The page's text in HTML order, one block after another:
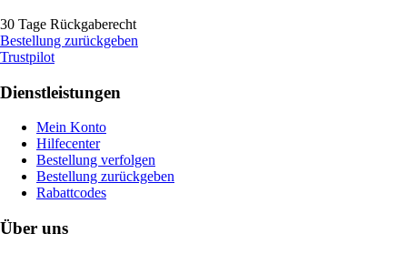
30 Tage Rückgaberecht
Bestellung zurückgeben
Trustpilot
Dienstleistungen
Mein Konto
Hilfecenter
Bestellung verfolgen
Bestellung zurückgeben
Rabattcodes
Über uns